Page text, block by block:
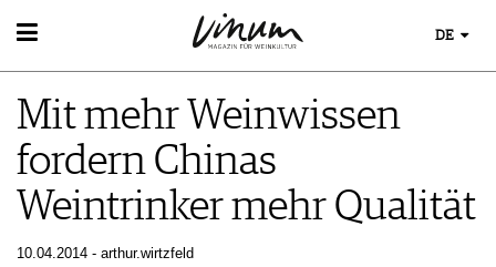
WEIN
WEINSUCHE
GUIDE WEINGÜTER
WINETRADECLUB
WINZER
WEINE DES MONATS
TRINKREIFETABELLE
WEINWISSEN
WEINREGIONEN
WEINGESCHICHTE
EVENTS
EVENTKALENDER
EVENT-BILDER
ESSEN & TRINKEN
FOOD PAIRING TIPPS
DE
Mit mehr Weinwissen
fordern Chinas
Weintrinker mehr Qualität
10.04.2014 - arthur.wirtzfeld